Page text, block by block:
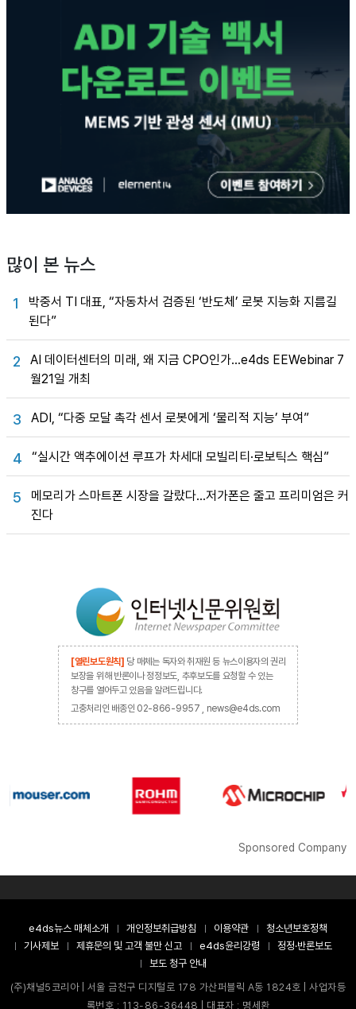
많이 본 뉴스
1
박중서 TI 대표, “자동차서 검증된 ‘반도체’ 로봇 지능화 지름길
된다”
2
AI 데이터센터의 미래, 왜 지금 CPO인가…e4ds EEWebinar 7
월21일 개최
3 ADI, “다중 모달 촉각 센서 로봇에게 ‘물리적 지능’ 부여”
4 “실시간 액추에이션 루프가 차세대 모빌리티·로보틱스 핵심”
5
메모리가 스마트폰 시장을 갈랐다…저가폰은 줄고 프리미엄은 커
진다
[열린보도원칙] 당 매체는 독자와 취재원 등 뉴스이용자의 권리
보장을 위해 반론이나 정정보도, 추후보도를 요청할 수 있는
창구를 열어두고 있음을 알려드립니다.
고충처리인 배종인 02-866-9957 , news@e4ds.com
Sponsored Company
e4ds뉴스 매체소개 개인정보취급방침 이용약관
청소년보호정책
기사제보
제휴문의 및 고객 불만 신고 e4ds윤리강령
정정·반론보도
보도 청구 안내
(주)채널5코리아 | 서울 금천구 디지털로 178 가산퍼블릭 A동 1824호 | 사업자등
록번호 : 113-86-36448 | 대표자 : 명세환